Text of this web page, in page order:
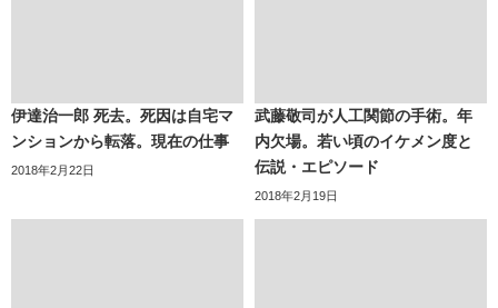
伊達治一郎 死去。死因は自宅マ
ンションから転落。現在の仕事
2018年2月22日
武藤敬司が人工関節の手術。年
内欠場。若い頃のイケメン度と
伝説・エピソード
2018年2月19日